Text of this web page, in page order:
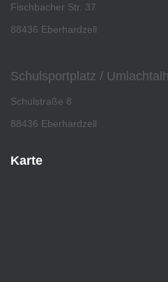
Fischbacher Str. 37
88436 Eberhardzell
Schulsportplatz /
Schulstraße 8
88436 Eberhardzell
Karte